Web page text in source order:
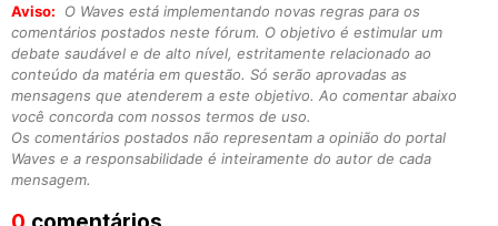
Aviso:
O Waves está implementando novas regras para os
comentários postados neste fórum. O objetivo é estimular um
debate saudável e de alto nível, estritamente relacionado ao
conteúdo da matéria em questão. Só serão aprovadas as
mensagens que atenderem a este objetivo. Ao comentar abaixo
você concorda com nossos termos de uso.
Os comentários postados não representam a opinião do portal
Waves e a responsabilidade é inteiramente do autor de cada
mensagem.